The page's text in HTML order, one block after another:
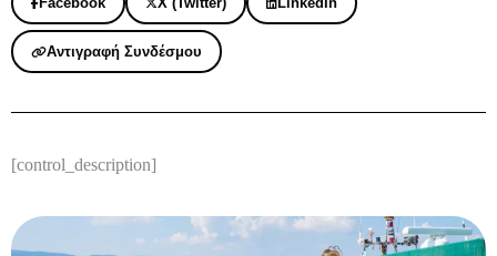
Αντιγραφή Συνδέσμου
[control_description]